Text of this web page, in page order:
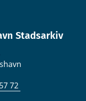
Stadsarkiv
72